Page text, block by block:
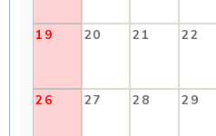
19 20 21 22
26 27 28 29